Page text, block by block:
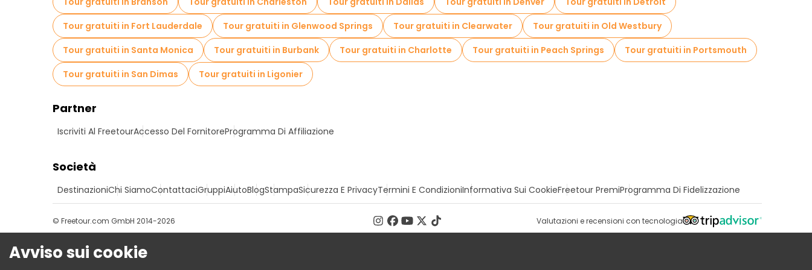
Tour gratuiti in Fort Lauderdale
Tour gratuiti in Glenwood Springs Tour gratuiti in Clearwater
Tour gratuiti in Old Westbury
Tour gratuiti in Santa Monica
Tour gratuiti in Burbank Tour gratuiti in Charlotte Tour gratuiti in Peach Springs
Tour gratuiti in Portsmouth
Tour gratuiti in San Dimas
Tour gratuiti in Ligonier
Partner
Iscriviti Al FreetourAccesso Del FornitoreProgramma Di Affiliazione
Società
DestinazioniChi SiamoContattaciGruppiAiutoBlogStampaSicurezza E PrivacyTermini E CondizioniInformativa Sui CookieFreetour PremiProgramma Di Fidelizzazione
Valutazioni e recensioni con tecnologia
© Freetour.com GmbH 2014-2026
Avviso sui cookie